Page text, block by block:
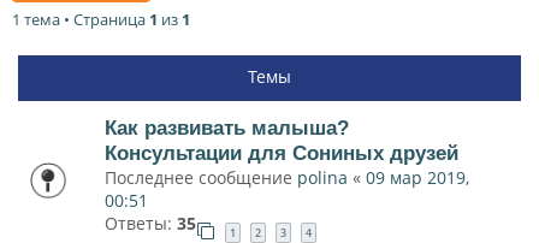
1 тема • Страница 1 из 1
Темы
Как развивать малыша?
Консультации для Сониных друзей
Последнее сообщение polina « 09 мар 2019,
00:51
Ответы: 35 1 2 3 4